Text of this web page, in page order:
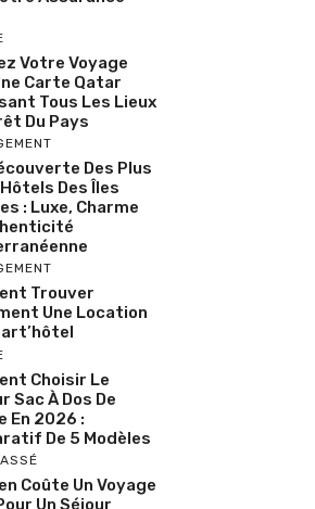
Votre Voyage
Carte Qatar
Tous Les Lieux
Du Pays
Des Plus
Des Îles
: Luxe, Charme
Trouver
Une Location
Choisir Le
Sac À Dos De
En 2026 :
De 5 Modèles
Coûte Un Voyage
Un Séjour